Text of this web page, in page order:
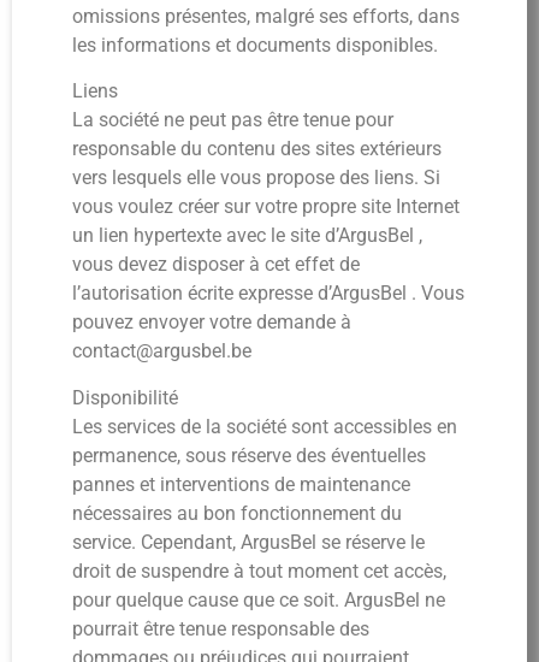
omissions présentes, malgré ses efforts, dans
les informations et documents disponibles.
Liens
La société ne peut pas être tenue pour
responsable du contenu des sites extérieurs
vers lesquels elle vous propose des liens. Si
vous voulez créer sur votre propre site Internet
un lien hypertexte avec le site d’ArgusBel ,
vous devez disposer à cet effet de
l’autorisation écrite expresse d’ArgusBel . Vous
pouvez envoyer votre demande à
contact@argusbel.be
Disponibilité
Les services de la société sont accessibles en
permanence, sous réserve des éventuelles
pannes et interventions de maintenance
nécessaires au bon fonctionnement du
service. Cependant, ArgusBel se réserve le
droit de suspendre à tout moment cet accès,
pour quelque cause que ce soit. ArgusBel ne
pourrait être tenue responsable des
dommages ou préjudices qui pourraient